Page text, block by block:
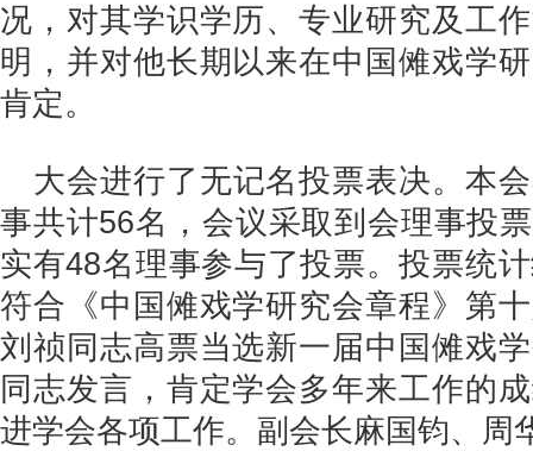
况，对其学识学历、专业研究及工
明，并对他长期以来在中国傩戏学
肯定。
大会进行了无记名投票表决。本
事共计56名，会议采取到会理事投
实有48名理事参与了投票。投票统
符合《中国傩戏学研究会章程》第
刘祯同志高票当选新一届中国傩戏
同志发言，肯定学会多年来工作的
进学会各项工作。副会长麻国钧、周